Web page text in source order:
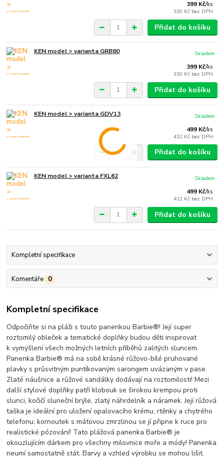
399 Kč/ks
330 Kč bez DPH
Přidat do košíku
KEN model > varianta GRB80
399 Kč/ks
330 Kč bez DPH
Skladem
Přidat do košíku
KEN model > varianta GDV13
499 Kč/ks
412 Kč bez DPH
Skladem
Přidat do košíku
KEN model > varianta FXL62
499 Kč/ks
412 Kč bez DPH
Skladem
Přidat do košíku
Kompletní specifikace
Komentáře 0
Kompletní specifikace
Odpočiňte si na pláži s touto panenkou Barbie®! Její super
roztomilý obleček a tematické doplňky budou děti inspirovat
k vymýšlení všech možných letních příběhů zalitých sluncem.
Panenka Barbie® má na sobě krásné růžovo-bílé pruhované
plavky s průsvitným puntíkovaným sarongem uvázaným v pase.
Zlaté náušnice a růžové sandálky dodávají na roztomilosti! Mezi
další stylové doplňky patří klobouk se širokou krempou proti
slunci, kočičí sluneční brýle, zlatý náhrdelník a náramek. Její růžová
taška je ideální pro uložení opalovacího krému, rtěnky a chytrého
telefonu; kornoutek s mátovou zmrzlinou se jí připne k ruce pro
realistické pózování! Tato plážová panenka Barbie® je
okouzlujícím dárkem pro všechny milovnice moře a módy! Panenka
neumí samostatně stát. Barvy a vzhled výrobku se mohou lišit.